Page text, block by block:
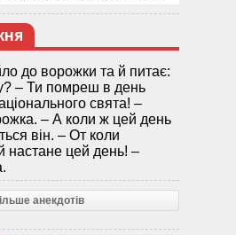
до ворожки та й питає:
– Ти помреш в день
свята! –
– А коли ж цей день
він. – От коли
настане цей день! –
анекдотів